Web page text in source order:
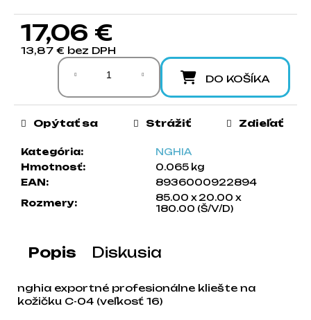
17,06 €
13,87 € bez DPH
Jednotková cena:
DO KOŠÍKA
Kategória:
NGHIA
Hmotnosť:
0.065 kg
EAN:
8936000922894
Rozmery:
85.00 x 20.00 x
180.00 (Š/V/D)
Opýtať sa Strážiť Zdieľať
Popis Diskusia
nghia exportné profesionálne kliešte na
kožičku C-04 (veľkosť 16)
O
d
o
č
a
m
e